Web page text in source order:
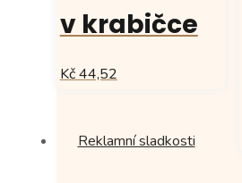
v krabičce
Kč 44,52
Reklamní sladkosti